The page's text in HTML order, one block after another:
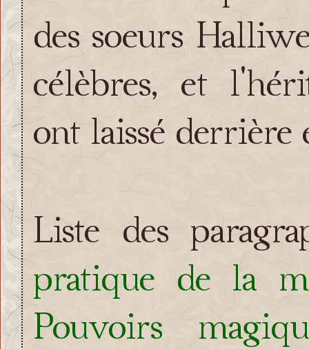
des soeurs
célèbres, et
ont laissé derrière
Liste des
pratique de la
Pouvoirs